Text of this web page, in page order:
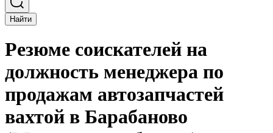
Найти
Резюме соискателей на
должность менеджера по
продажам автозапчастей
вахтой в Барабаново